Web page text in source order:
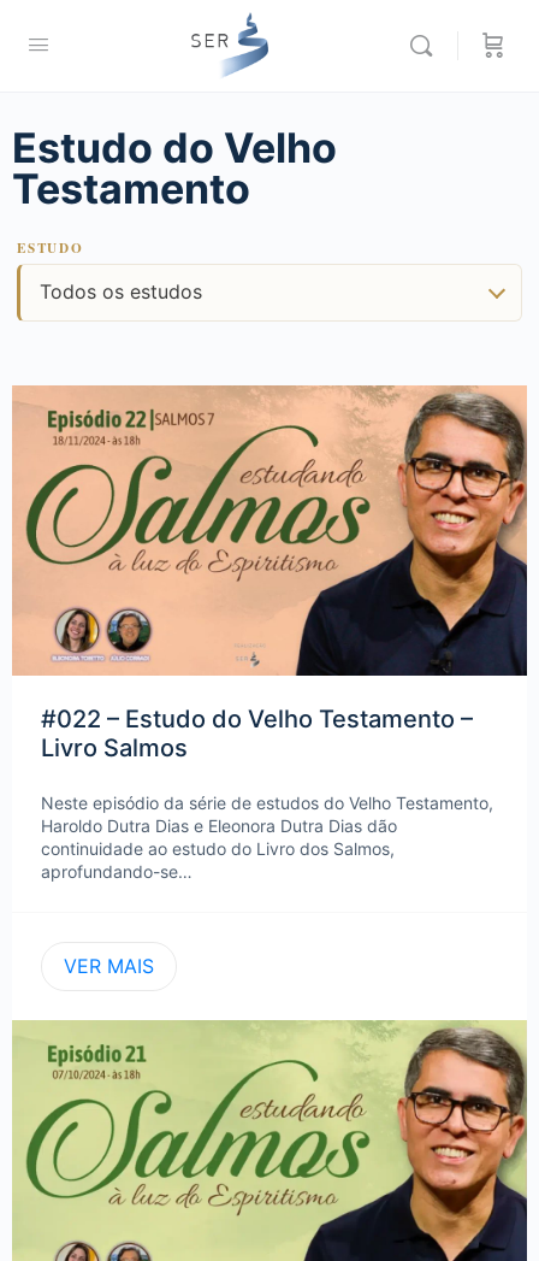
Estudo do Velho
Testamento
ESTUDO
#022 – Estudo do Velho Testamento –
Livro Salmos
Neste episódio da série de estudos do Velho Testamento,
Haroldo Dutra Dias e Eleonora Dutra Dias dão
continuidade ao estudo do Livro dos Salmos,
aprofundando-se…
VER MAIS